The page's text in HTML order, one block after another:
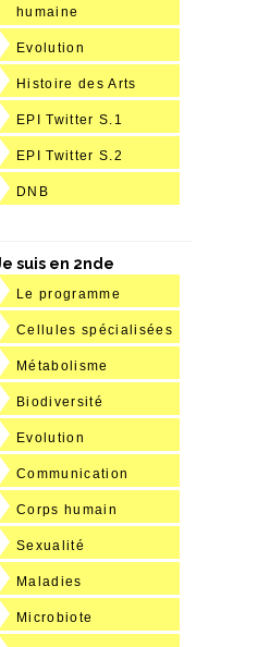
humaine
Evolution
Histoire des Arts
EPI Twitter S.1
EPI Twitter S.2
DNB
suis en 2nde
Le programme
Cellules spécialisées
Métabolisme
Biodiversité
Evolution
Communication
Corps humain
Sexualité
Maladies
Microbiote